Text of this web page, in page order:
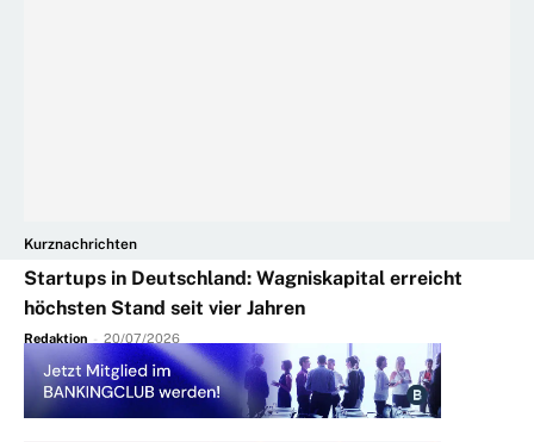
Kurznachrichten
Startups in Deutschland: Wagniskapital erreicht
höchsten Stand seit vier Jahren
Redaktion - 20/07/2026